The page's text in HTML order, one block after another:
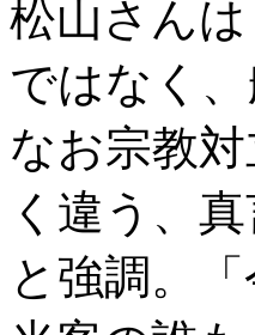
松山さん
ではなく
なお宗教
く違う、
と強調。